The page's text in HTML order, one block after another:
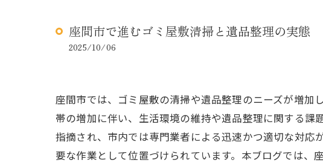
座間市で進むゴミ屋敷清掃と遺品整理の実態
2025/10/06
座間市では、ゴミ屋敷の清掃や遺品整理のニーズが増加
帯の増加に伴い、生活環境の維持や遺品整理に関する
指摘され、市内では専門業者による迅速かつ適切な対応
要な作業として位置づけられています。本ブログでは